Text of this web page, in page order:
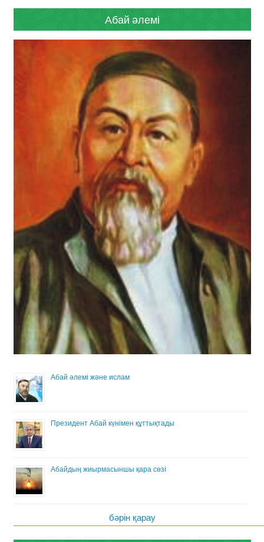
Абай әлемі
Абай әлемі және ислам
Президент Абай күнімен құттықтады
Абайдың жиырмасыншы қара сөзі
бәрін қарау